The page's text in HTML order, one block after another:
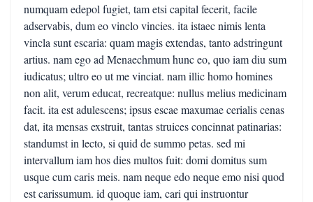
numquam edepol fugiet, tam etsi capital fecerit, facile
adservabis, dum eo vinclo vincies. ita istaec nimis lenta
vincla sunt escaria: quam magis extendas, tanto adstringunt
artius. nam ego ad Menaechmum hunc eo, quo iam diu sum
iudicatus; ultro eo ut me vinciat. nam illic homo homines
non alit, verum educat, recreatque: nullus melius medicinam
facit. ita est adulescens; ipsus escae maxumae cerialis cenas
dat, ita mensas exstruit, tantas struices concinnat patinarias:
standumst in lecto, si quid de summo petas. sed mi
intervallum iam hos dies multos fuit: domi domitus sum
usque cum caris meis. nam neque edo neque emo nisi quod
est carissumum. id quoque iam, cari qui instruontur